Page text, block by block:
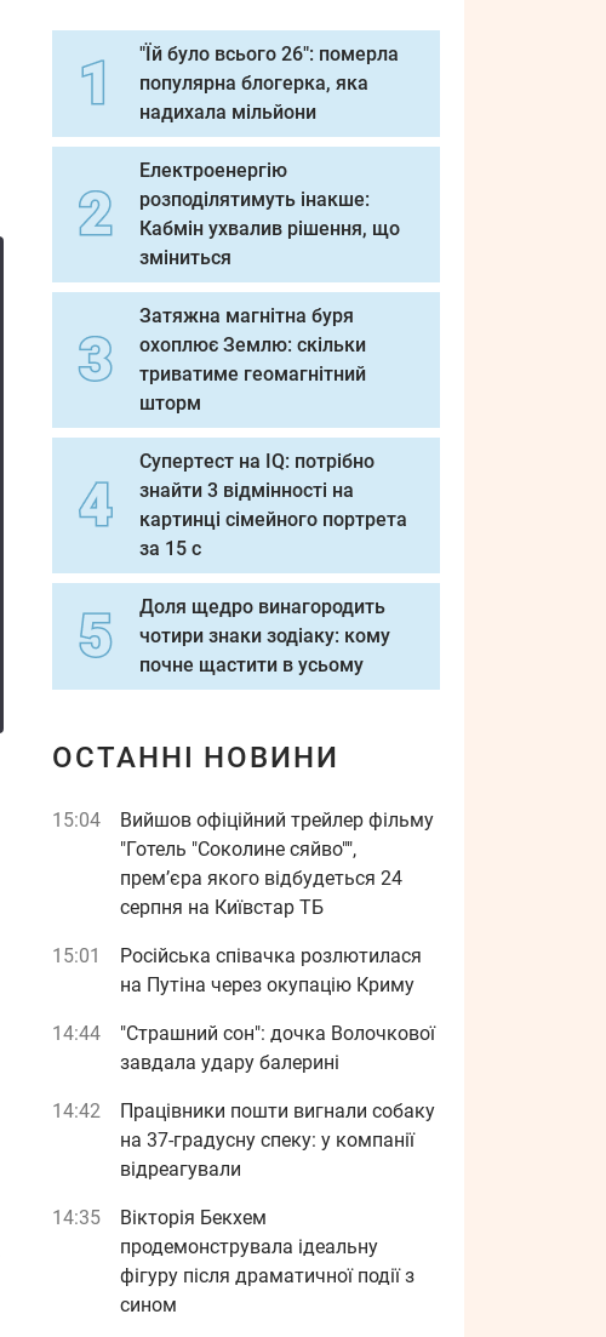
"Їй було всього 26": померла
популярна блогерка, яка
надихала мільйони
Електроенергію
розподілятимуть інакше:
Кабмін ухвалив рішення, що
зміниться
Затяжна магнітна буря
охоплює Землю: скільки
триватиме геомагнітний
шторм
Супертест на IQ: потрібно
знайти 3 відмінності на
картинці сімейного портрета
за 15 с
Доля щедро винагородить
чотири знаки зодіаку: кому
почне щастити в усьому
ОСТАННІ НОВИНИ
15:04
Вийшов офіційний трейлер фільму
"Готель "Соколине сяйво"",
прем’єра якого відбудеться 24
серпня на Київстар ТБ
15:01
Російська співачка розлютилася
на Путіна через окупацію Криму
14:44
"Страшний сон": дочка Волочкової
завдала удару балерині
14:42
Працівники пошти вигнали собаку
на 37-градусну спеку: у компанії
відреагували
14:35
Вікторія Бекхем
продемонструвала ідеальну
фігуру після драматичної події з
сином